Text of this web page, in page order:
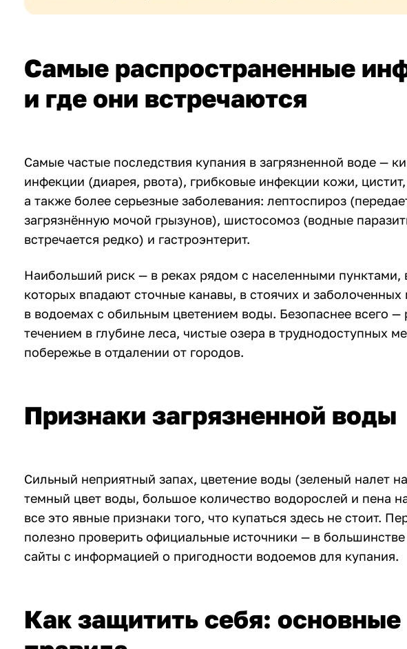
Самые распространенные
и где они встречаются
Самые частые последствия купания в загрязненной воде —
инфекции (диарея, рвота), грибковые инфекции кожи,
а также более серьезные заболевания: лептоспироз
загрязнённую мочой грызунов), шистосомоз (водные
встречается редко) и гастроэнтерит.
Наибольший риск — в реках рядом с населенными пунктами,
которых впадают сточные канавы, в стоячих и заболоченных
в водоемах с обильным цветением воды. Безопаснее всего
течением в глубине леса, чистые озера в труднодоступных
побережье в отдалении от городов.
Признаки загрязненной воды
Сильный неприятный запах, цветение воды (зеленый налет
темный цвет воды, большое количество водорослей и пена
все это явные признаки того, что купаться здесь не стоит.
полезно проверить официальные источники — в большинстве
сайты с информацией о пригодности водоемов для купания.
Как защитить себя: основные